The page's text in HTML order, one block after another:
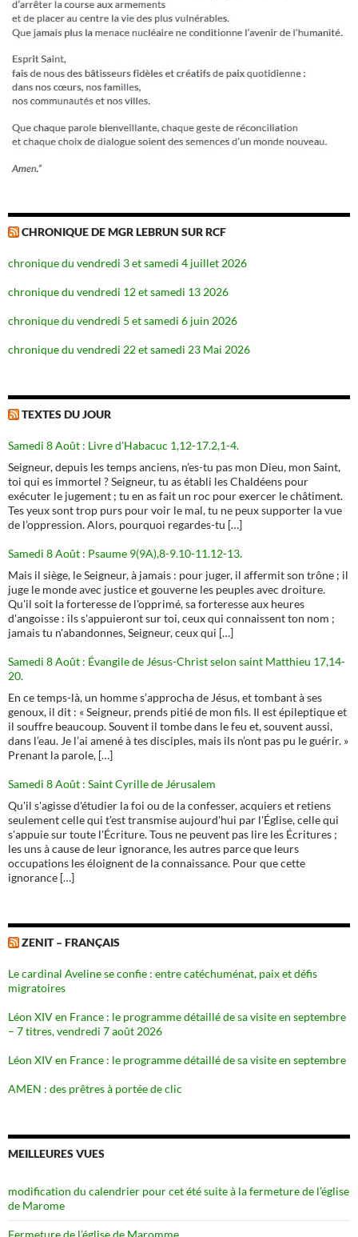
CHRONIQUE DE MGR LEBRUN SUR RCF
chronique du vendredi 3 et samedi 4 juillet 2026
chronique du vendredi 12 et samedi 13 2026
chronique du vendredi 5 et samedi 6 juin 2026
chronique du vendredi 22 et samedi 23 Mai 2026
TEXTES DU JOUR
Samedi 8 Août : Livre d'Habacuc 1,12-17.2,1-4.
Seigneur, depuis les temps anciens, n’es-tu pas mon Dieu, mon Saint,
toi qui es immortel ? Seigneur, tu as établi les Chaldéens pour
exécuter le jugement ; tu en as fait un roc pour exercer le châtiment.
Tes yeux sont trop purs pour voir le mal, tu ne peux supporter la vue
de l’oppression. Alors, pourquoi regardes-tu […]
Samedi 8 Août : Psaume 9(9A),8-9.10-11.12-13.
Mais il siège, le Seigneur, à jamais : pour juger, il affermit son trône ; il
juge le monde avec justice et gouverne les peuples avec droiture.
Qu'il soit la forteresse de l'opprimé, sa forteresse aux heures
d'angoisse : ils s'appuieront sur toi, ceux qui connaissent ton nom ;
jamais tu n'abandonnes, Seigneur, ceux qui […]
Samedi 8 Août : Évangile de Jésus-Christ selon saint Matthieu 17,14-
20.
En ce temps-là, un homme s’approcha de Jésus, et tombant à ses
genoux, il dit : « Seigneur, prends pitié de mon fils. Il est épileptique et
il souffre beaucoup. Souvent il tombe dans le feu et, souvent aussi,
dans l’eau. Je l’ai amené à tes disciples, mais ils n’ont pas pu le guérir. »
Prenant la parole, […]
Samedi 8 Août : Saint Cyrille de Jérusalem
Qu'il s'agisse d'étudier la foi ou de la confesser, acquiers et retiens
seulement celle qui t'est transmise aujourd'hui par l'Église, celle qui
s'appuie sur toute l'Écriture. Tous ne peuvent pas lire les Écritures ;
les uns à cause de leur ignorance, les autres parce que leurs
occupations les éloignent de la connaissance. Pour que cette
ignorance […]
ZENIT – FRANÇAIS
Le cardinal Aveline se confie : entre catéchuménat, paix et défis
migratoires
Léon XIV en France : le programme détaillé de sa visite en septembre
– 7 titres, vendredi 7 août 2026
Léon XIV en France : le programme détaillé de sa visite en septembre
AMEN : des prêtres à portée de clic
MEILLEURES VUES
modification du calendrier pour cet été suite à la fermeture de l’église
de Marome